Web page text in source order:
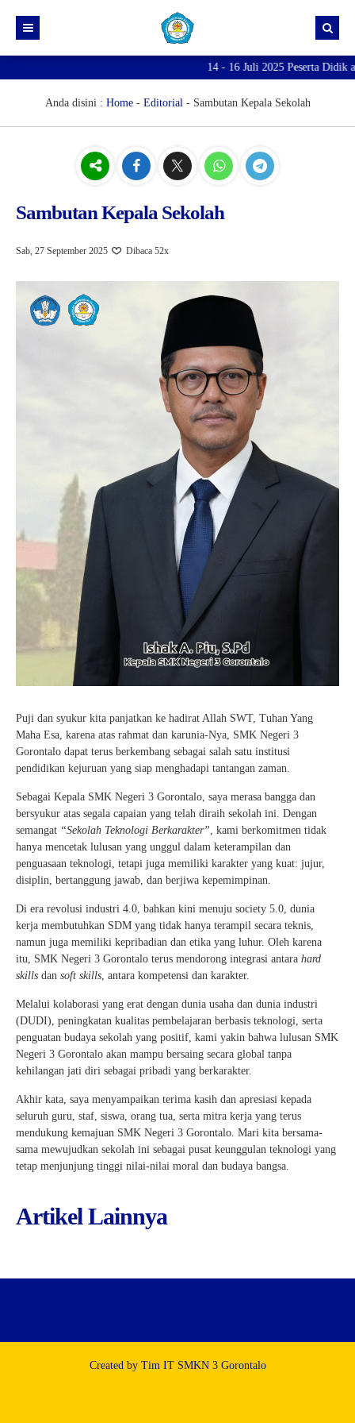
14 - 16 Juli 2025 Peserta Didik
Anda disini : Home- Editorial- Sambutan Kepala Sekolah
Sambutan Kepala Sekolah
Sab, 27 September 2025 Dibaca 52x
Puji dan syukur kita panjatkan ke hadirat Allah SWT, Tuhan Yang
Maha Esa, karena atas rahmat dan karunia-Nya, SMK Negeri 3
Gorontalo dapat terus berkembang sebagai salah satu institusi
pendidikan kejuruan yang siap menghadapi tantangan zaman.
Sebagai Kepala SMK Negeri 3 Gorontalo, saya merasa bangga dan
bersyukur atas segala capaian yang telah diraih sekolah ini. Dengan
semangat “Sekolah Teknologi Berkarakter”, kami berkomitmen tidak
hanya mencetak lulusan yang unggul dalam keterampilan dan
penguasaan teknologi, tetapi juga memiliki karakter yang kuat: jujur,
disiplin, bertanggung jawab, dan berjiwa kepemimpinan.
Di era revolusi industri 4.0, bahkan kini menuju society 5.0, dunia
kerja membutuhkan SDM yang tidak hanya terampil secara teknis,
namun juga memiliki kepribadian dan etika yang luhur. Oleh karena
itu, SMK Negeri 3 Gorontalo terus mendorong integrasi antara hard
skills dan soft skills, antara kompetensi dan karakter.
Melalui kolaborasi yang erat dengan dunia usaha dan dunia industri
(DUDI), peningkatan kualitas pembelajaran berbasis teknologi, serta
penguatan budaya sekolah yang positif, kami yakin bahwa lulusan SMK
Negeri 3 Gorontalo akan mampu bersaing secara global tanpa
kehilangan jati diri sebagai pribadi yang berkarakter.
Akhir kata, saya menyampaikan terima kasih dan apresiasi kepada
seluruh guru, staf, siswa, orang tua, serta mitra kerja yang terus
mendukung kemajuan SMK Negeri 3 Gorontalo. Mari kita bersama-
sama mewujudkan sekolah ini sebagai pusat keunggulan teknologi yang
tetap menjunjung tinggi nilai-nilai moral dan budaya bangsa.
Artikel Lainnya
Created by Tim IT SMKN 3 Gorontalo